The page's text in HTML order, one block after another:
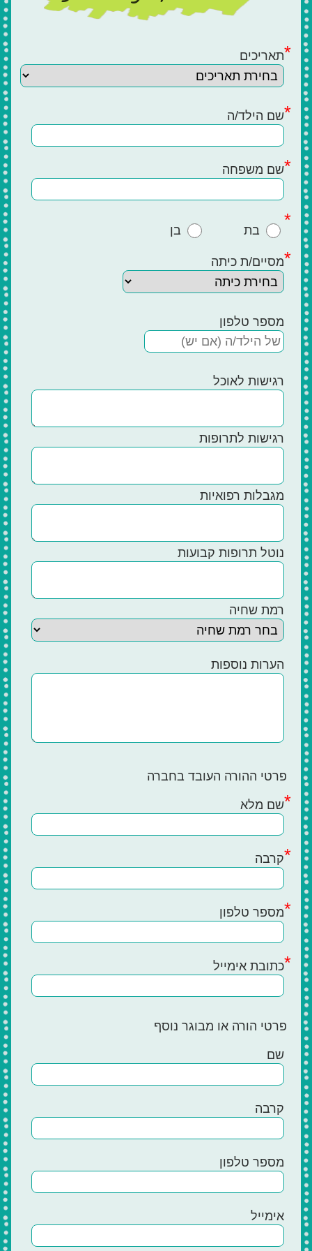
וידאו
'סגור תפריט'
תאריכים
שם הילד/ה
שם משפחה
בת בן
מסיים/ת כיתה
מספר טלפון
רגישות לאוכל
רגישות לתרופות
מגבלות רפואיות
נוטל תרופות קבועות
רמת שחיה
הערות נוספות
פרטי ההורה העובד בחברה
שם מלא
קרבה
מספר טלפון
כתובת אימייל
פרטי הורה או מבוגר נוסף
שם
קרבה
מספר טלפון
אימייל